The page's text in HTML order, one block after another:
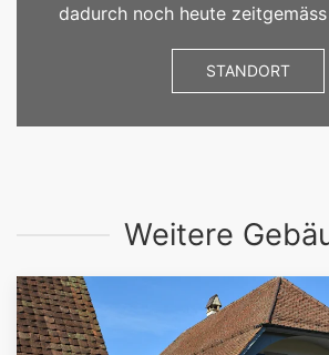
dadurch noch heute
STANDORT
Weitere